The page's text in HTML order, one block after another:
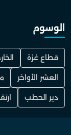
الوسوم
قطاع غزة
العشر الأواخر
دير الحطب